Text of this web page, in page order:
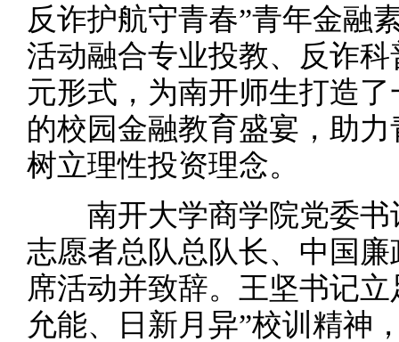
反诈护航守青春”青年金融
活动融合专业投教、反诈
元形式，为南开师生打造
的校园金融教育盛宴，助
树立理性投资理念。
南开大学商学院党委书
志愿者总队总队长、中国
席活动并致辞。王坚书记
允能、日新月异”校训精神